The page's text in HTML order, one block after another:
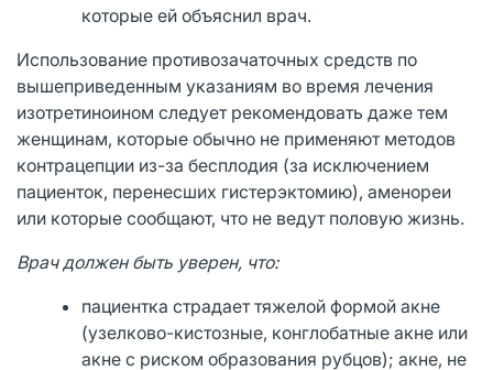
которые ей объяснил врач.
Использование противозачаточных средств по
вышеприведенным указаниям во время лечения
изотретиноином следует рекомендовать даже тем
женщинам, которые обычно не применяют методов
контрацепции из-за бесплодия (за исключением
пациенток, перенесших гистерэктомию), аменореи
или которые сообщают, что не ведут половую жизнь.
Врач должен быть уверен, что:
пациентка страдает тяжелой формой акне
(узелково-кистозные, конглобатные акне или
акне с риском образования рубцов); акне, не